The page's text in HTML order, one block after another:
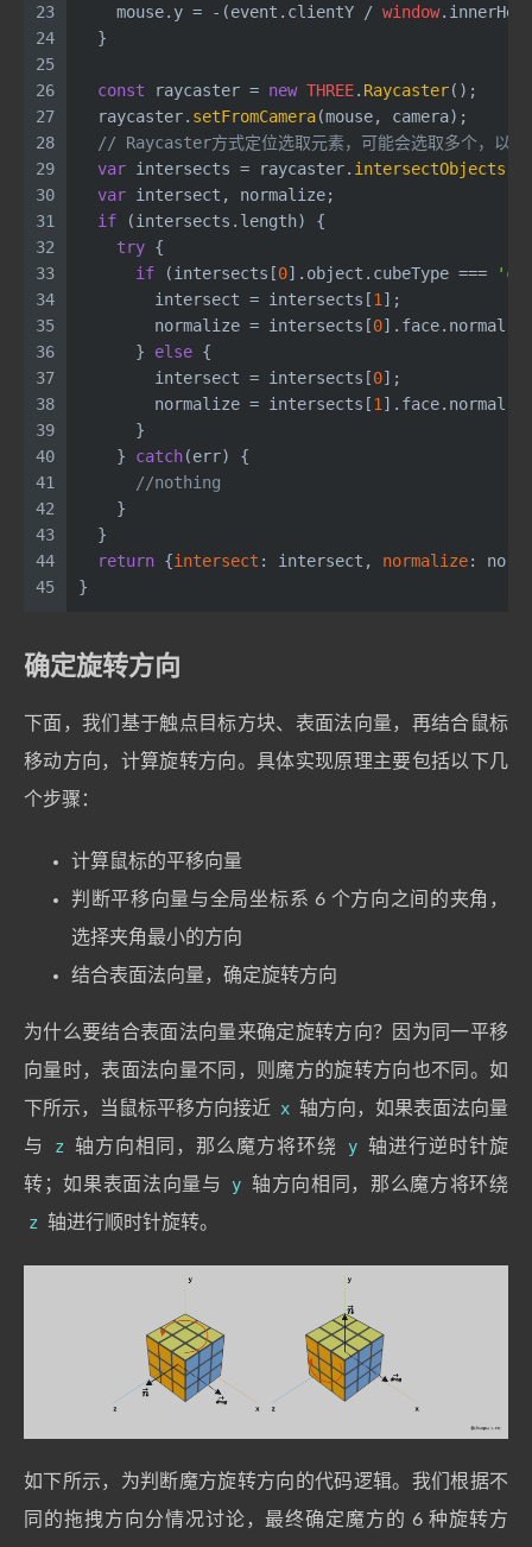
23
24
25
26
27
28
29
30
31
32
33
34
35
36
37
38
39
40
41
42
43
44
45
    mouse.
y = -(event. clientY / window.
  }
const raycaster = new THREE. Raycaster();
  raycaster.
setFromCamera(mouse, camera);
// Raycaster方式定位选取元素，可能会选取多个，以第
var intersects = raycaster. intersectObjects
var intersect, normalize;
if (intersects. length) {
try {
if (intersects[0]. object . cubeType ===
        intersect = intersects[
1 ];
        normalize = intersects[
0]. face. normal
      }
else {
        intersect = intersects[
0];
        normalize = intersects[
1 ]. face. normal
      }
    }
catch(err) {
//nothing
    }
  }
return {intersect : intersect, normalize:
}
确定旋转方向
下面，我们基于触点目标方块、表面法向量，再结合鼠标
移动方向，计算旋转方向。具体实现原理主要包括以下几
个步骤：
计算鼠标的平移向量
判断平移向量与全局坐标系 6 个方向之间的夹角，
选择夹角最小的方向
结合表面法向量，确定旋转方向
为什么要结合表面法向量来确定旋转方向？因为同一平移
向量时，表面法向量不同，则魔方的旋转方向也不同。如
下所示，当鼠标平移方向接近 x 轴方向，如果表面法向量
与
z 轴方向相同，那么魔方将环绕 y 轴进行逆时针旋
转；如果表面法向量与
y 轴方向相同，那么魔方将环绕
z 轴进行顺时针旋转。
如下所示，为判断魔方旋转方向的代码逻辑。我们根据不
同的拖拽方向分情况讨论，最终确定魔方的 6 种旋转方